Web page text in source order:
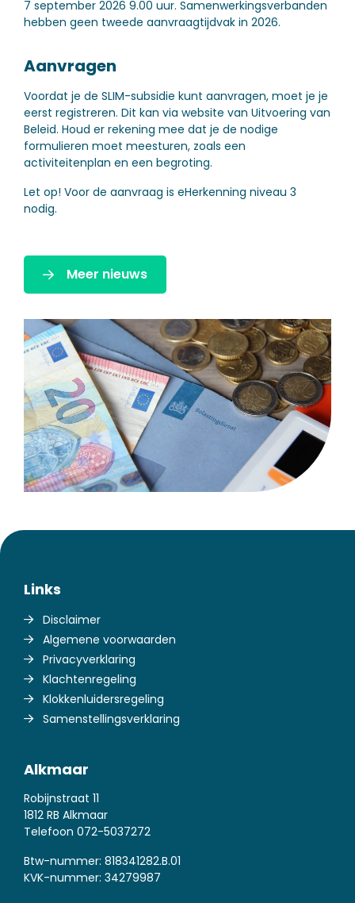
7 september 2026 9.00 uur. Samenwerkingsverbanden
hebben geen tweede aanvraagtijdvak in 2026.
Aanvragen
Voordat je de SLIM-subsidie kunt aanvragen, moet je je
eerst registreren. Dit kan via website van Uitvoering van
Beleid. Houd er rekening mee dat je de nodige
formulieren moet meesturen, zoals een
activiteitenplan en een begroting.
Let op! Voor de aanvraag is eHerkenning niveau 3
nodig.
Meer nieuws
Links
Disclaimer
Algemene voorwaarden
Privacyverklaring
Klachtenregeling
Klokkenluidersregeling
Samenstellingsverklaring
Alkmaar
Robijnstraat 11
1812 RB Alkmaar
Telefoon 072-5037272
Btw-nummer: 818341282.B.01
KVK-nummer: 34279987